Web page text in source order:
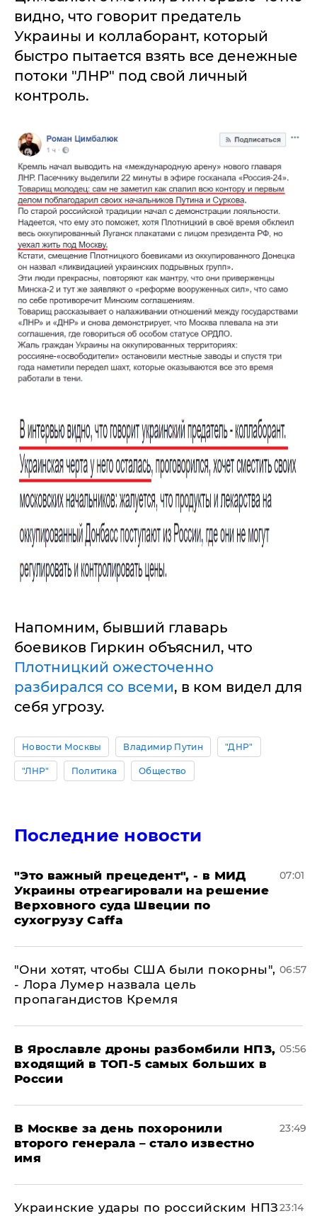
видно, что говорит предатель
Украины и коллаборант, который
быстро пытается взять все денежные
потоки "ЛНР" под свой личный
контроль.
Напомним, бывший главарь
боевиков Гиркин объяснил, что
Плотницкий ожесточенно
разбирался со всеми, в ком видел для
себя угрозу.
Новости Москвы Владимир Путин "ДНР"
"ЛНР" Политика Общество
Последние новости
"Это важный прецедент", - в МИД
Украины отреагировали на решение
Верховного суда Швеции по
сухогрузу Caffa
07:01
"Они хотят, чтобы США были покорны",
- Лора Лумер назвала цель
пропагандистов Кремля
06:57
В Ярославле дроны разбомбили НПЗ,
входящий в ТОП-5 самых больших в
России
05:56
В Москве за день похоронили
второго генерала – стало известно
имя
23:49
Украинские удары по российским НПЗ23:14